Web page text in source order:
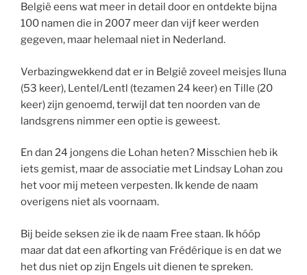
België eens wat meer in detail door en ontdekte bijna
100 namen die in 2007 meer dan vijf keer werden
gegeven, maar helemaal niet in Nederland.
Verbazingwekkend dat er in België zoveel meisjes Iluna
(53 keer), Lentel/Lentl (tezamen 24 keer) en Tille (20
keer) zijn genoemd, terwijl dat ten noorden van de
landsgrens nimmer een optie is geweest.
En dan 24 jongens die Lohan heten? Misschien heb ik
iets gemist, maar de associatie met Lindsay Lohan zou
het voor mij meteen verpesten. Ik kende de naam
overigens niet als voornaam.
Bij beide seksen zie ik de naam Free staan. Ik hóóp
maar dat dat een afkorting van Frédérique is en dat we
het dus niet op zijn Engels uit dienen te spreken.